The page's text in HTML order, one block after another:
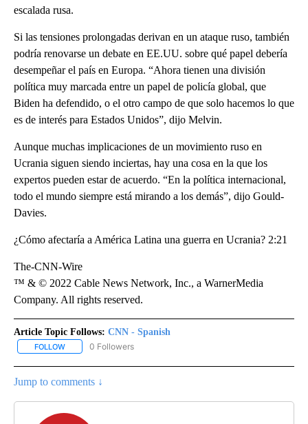
escalada rusa.
Si las tensiones prolongadas derivan en un ataque ruso, también
podría renovarse un debate en EE.UU. sobre qué papel debería
desempeñar el país en Europa. “Ahora tienen una división
política muy marcada entre un papel de policía global, que
Biden ha defendido, o el otro campo de que solo hacemos lo que
es de interés para Estados Unidos”, dijo Melvin.
Aunque muchas implicaciones de un movimiento ruso en
Ucrania siguen siendo inciertas, hay una cosa en la que los
expertos pueden estar de acuerdo. “En la política internacional,
todo el mundo siempre está mirando a los demás”, dijo Gould-
Davies.
¿Cómo afectaría a América Latina una guerra en Ucrania? 2:21
The-CNN-Wire
™ & © 2022 Cable News Network, Inc., a WarnerMedia
Company. All rights reserved.
Article Topic Follows: CNN - Spanish
FOLLOW FOLLOW "CNN - SPANISH" TO RECEIVE NOTIFICATIONS ABOUT
0 Followers
Jump to comments ↓